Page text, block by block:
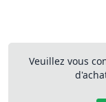
Veuillez vous